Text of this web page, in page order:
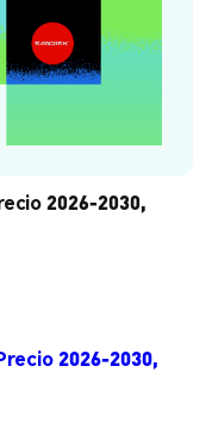
2026-2030,
2026-2030,